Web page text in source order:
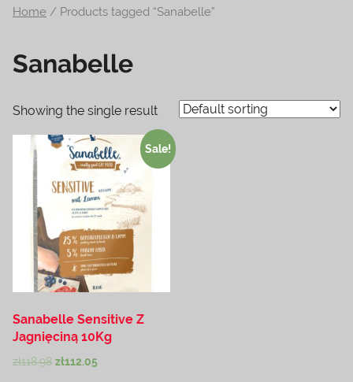
na
terrarystyki
i
Zapraszamy!
Home / Products tagged “Sanabelle”
Sanabelle
Showing the single result
Sale!
Sanabelle Sensitive Z
Jagnięciną 10Kg
zł118.98 zł112.05